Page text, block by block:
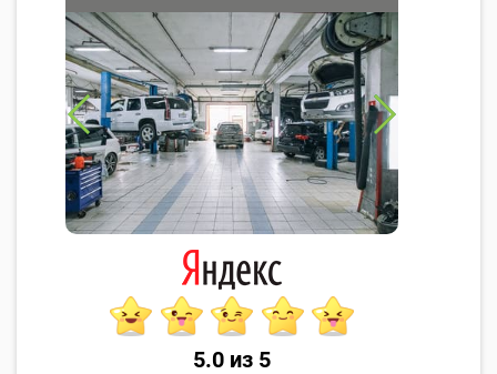
5.0 из 5